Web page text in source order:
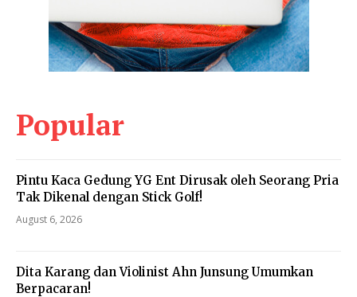
Popular
Pintu Kaca Gedung YG Ent Dirusak oleh Seorang Pria
Tak Dikenal dengan Stick Golf!
August 6, 2026
Dita Karang dan Violinist Ahn Junsung Umumkan
Berpacaran!